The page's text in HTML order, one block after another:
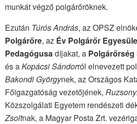
munkát végző polgárőröknek.
Ezután Túrós András, az OPSZ
Polgárőre, az Év Polgárőr
Pedagógusadíjakat, a Polgárőrség
és aKopácsi Sándorról elnevezett
Bakondi Györgynek, az Országos
Főigazgatóság vezetőjének,
Közszolgálati Egyetem rendészeti
Zsoltnak, a Magyar Posta Zrt.